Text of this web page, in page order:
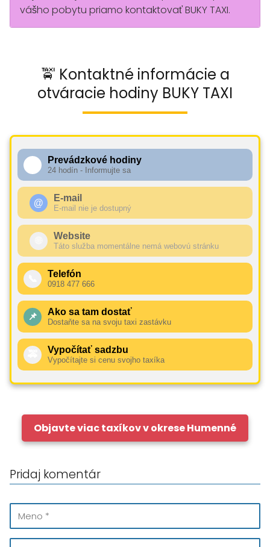
vášho pobytu priamo kontaktovať BUKY TAXI.
🚖 Kontaktné informácie a
otváracie hodiny BUKY TAXI
Prevádzkové hodiny
24 hodín - Informujte sa
@ E-mail
E-mail nie je dostupný
Website
Táto služba momentálne nemá webovú stránku
Telefón
0918 477 666
📌 Ako sa tam dostať
Dostaňte sa na svoju taxi zastávku
Vypočítať sadzbu
Vypočítajte si cenu svojho taxíka
Objavte viac taxíkov v okrese Humenné
Pridaj komentár